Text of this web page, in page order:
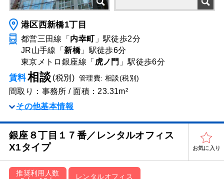
港区西新橋1丁目
都営三田線「 内幸町 」駅徒歩2分
JR山手線「新橋」駅徒歩6分
東京メトロ銀座線「 虎ノ門 」駅徒歩6分
賃料相談(税別) 管理費: 相談(税別)
間取り：事務所 / 面積：23.31m²
その他基本情報
銀座８丁目１７番／レンタルオフィス
X1タイプ
お気に入り
推奨利用人数
レンタルオフィス